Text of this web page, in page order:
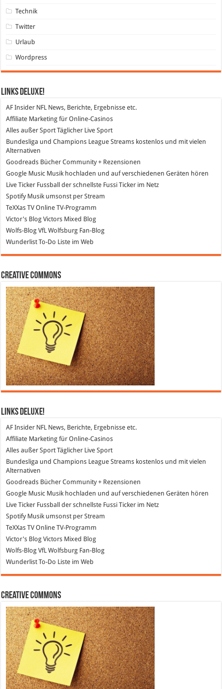
Technik
Twitter
Urlaub
Wordpress
Links DeLuXe!
AF Insider NFL News, Berichte, Ergebnisse etc.
Affiliate Marketing für Online-Casinos
Alles außer Sport Täglicher Live Sport
Bundesliga und Champions League Streams kostenlos und mit vielen
Alternativen
Goodreads Bücher Community + Rezensionen
Google Music Musik hochladen und auf verschiedenen Geräten hören
Live Ticker Fussball der schnellste Fussi Ticker im Netz
SpotifyMusik umsonst per Stream
TeXXas TVOnline TV-Programm
Victor's Blog Victors Mixed Blog
Wolfs-Blog VfL Wolfsburg Fan-Blog
Wunderlist To-Do Liste im Web
Creative Commons
Links DeLuXe!
AF Insider NFL News, Berichte, Ergebnisse etc.
Affiliate Marketing für Online-Casinos
Alles außer SportTäglicher Live Sport
Bundesliga und Champions League Streams kostenlos und mit vielen
Alternativen
Goodreads Bücher Community + Rezensionen
Google Music Musik hochladen und auf verschiedenen Geräten hören
Live Ticker Fussball
der schnellste Fussi Ticker im Netz
SpotifyMusik umsonst per Stream
TeXXas TVOnline TV-Programm
Victor's Blog Victors Mixed Blog
Wolfs-Blog VfL Wolfsburg Fan-Blog
WunderlistTo-Do Liste im Web
Creative Commons